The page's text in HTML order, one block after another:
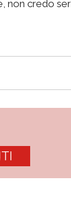
non credo